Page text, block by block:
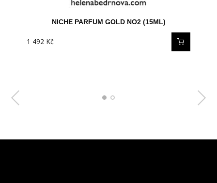
NICHE PARFUM GOLD NO2 (15ML)
1 492Kč
NICHE PARFUM GOLD NO2 (2ML - TESTER)
150Kč